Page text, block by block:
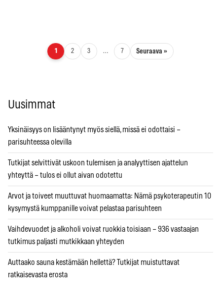
Artikkelien sivutus
1 2 3 … 7 Seuraava »
Uusimmat
Yksinäisyys on lisääntynyt myös siellä, missä ei odottaisi –
parisuhteessa olevilla
Tutkijat selvittivät uskoon tulemisen ja analyyttisen ajattelun
yhteyttä – tulos ei ollut aivan odotettu
Arvot ja toiveet muuttuvat huomaamatta: Nämä psykoterapeutin 10
kysymystä kumppanille voivat pelastaa parisuhteen
Vaihdevuodet ja alkoholi voivat ruokkia toisiaan – 936 vastaajan
tutkimus paljasti mutkikkaan yhteyden
Auttaako sauna kestämään hellettä? Tutkijat muistuttavat
ratkaisevasta erosta